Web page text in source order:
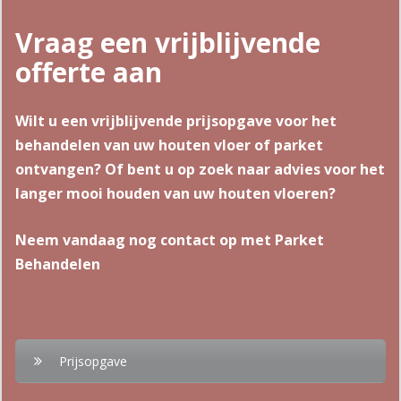
Vraag een vrijblijvende
offerte aan
Wilt u een vrijblijvende prijsopgave voor het
behandelen van uw houten vloer of parket
ontvangen? Of bent u op zoek naar advies voor het
langer mooi houden van uw houten vloeren?
Neem vandaag nog contact op met Parket
Behandelen
Prijsopgave